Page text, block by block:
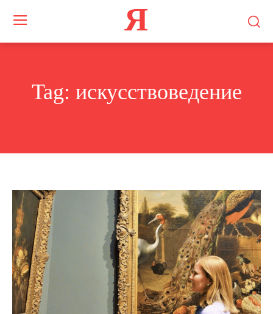
Я
Tag: искусствоведение